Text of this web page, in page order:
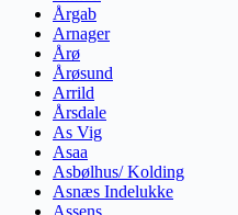
Årgab
Arnager
Årø
Årøsund
Arrild
Årsdale
As Vig
Asaa
Asbølhus/ Kolding
Asnæs Indelukke